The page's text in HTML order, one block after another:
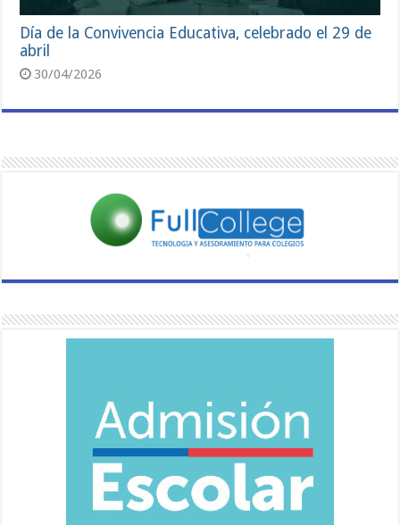
Día de la Convivencia Educativa, celebrado el 29 de
abril
30/04/2026